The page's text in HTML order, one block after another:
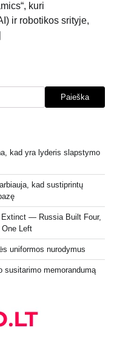
kuri
ir robotikos srityje,
Paieška
kad yra lyderis slapstymo
kad sustiprintų
Extinct — Russia Built Four,
One Left
uniformos nurodymus
susitarimo memorandumą